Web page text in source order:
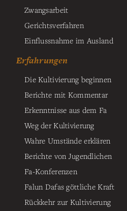
Zwangsarbeit
Gerichtsverfahren
Einflussnahme im Ausland
Erfahrungen
Die Kultivierung beginnen
Berichte mit Kommentar
Erkenntnisse aus dem Fa
Weg der Kultivierung
Wahre Umstände erklären
Berichte von Jugendlichen
Fa-Konferenzen
Falun Dafas göttliche Kraft
Rückkehr zur Kultivierung